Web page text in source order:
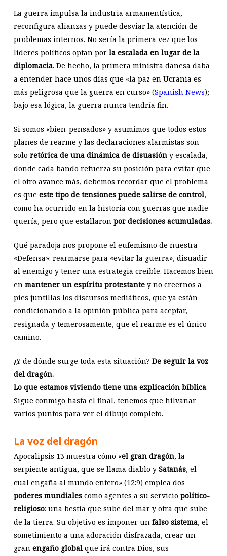
La guerra impulsa la industria armamentística,
reconfigura alianzas y puede desviar la atención de
problemas internos. No sería la primera vez que los
líderes políticos optan por la escalada en lugar de la
diplomacia. De hecho, la primera ministra danesa daba
a entender hace unos días que «la paz en Ucrania es
más peligrosa que la guerra en curso» (Spanish News);
bajo esa lógica, la guerra nunca tendría fin.
Si somos «bien-pensados» y asumimos que todos estos
planes de rearme y las declaraciones alarmistas son
solo retórica de una dinámica de disuasióny escalada,
donde cada bando refuerza su posición para evitar que
el otro avance más, debemos recordar que el problema
es que este tipo de tensiones puede salirse de control,
como ha ocurrido en la historia con guerras que nadie
quería, pero que estallaron por decisiones acumuladas.
Qué paradoja nos propone el eufemismo de nuestra
«Defensa»: rearmarse para «evitar la guerra», disuadir
al enemigo y tener una estrategia creíble. Hacemos bien
en mantener un espíritu protestantey no creernos a
pies juntillas los discursos mediáticos, que ya están
condicionando a la opinión pública para aceptar,
resignada y temerosamente, que el rearme es el único
camino.
¿Y de dónde surge toda esta situación? De seguir la voz
del dragón.
Lo que estamos viviendo tiene una explicación bíblica.
Sigue conmigo hasta el final, tenemos que hilvanar
varios puntos para ver el dibujo completo.
La voz del dragón
Apocalipsis 13 muestra cómo «el gran dragón, la
serpiente antigua, que se llama diablo y Satanás, el
cual engaña al mundo entero» (12:9) emplea dos
poderes mundialescomo agentes a su servicio político-
religioso: una bestia que sube del mar y otra que sube
de la tierra. Su objetivo es imponer un falso sistema, el
sometimiento a una adoración disfrazada, crear un
gran engaño globalque irá contra Dios, sus